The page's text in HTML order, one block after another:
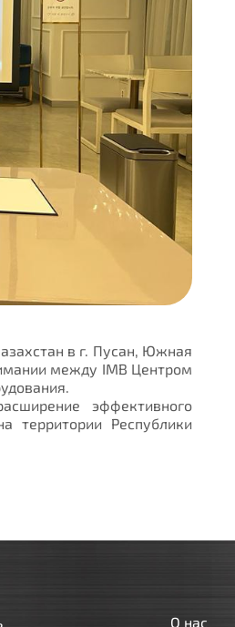
в г. Пусан, Южная
между IMB Центром
эффективного
территории Республики
О нас